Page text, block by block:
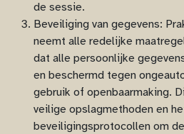
de sessie.
Beveiliging van gegevens:
neemt alle redelijke
dat alle persoonlijke
en beschermd tegen
gebruik of openbaarmaking.
veilige opslagmethoden en
beveiligingsprotocollen om